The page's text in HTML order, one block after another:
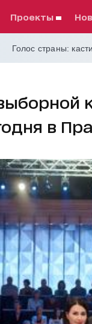
проекты
Голос страны:
в